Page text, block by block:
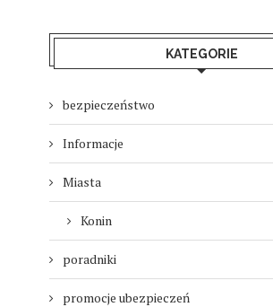
KATEGORIE
bezpieczeństwo
Informacje
Miasta
Konin
poradniki
promocje ubezpieczeń